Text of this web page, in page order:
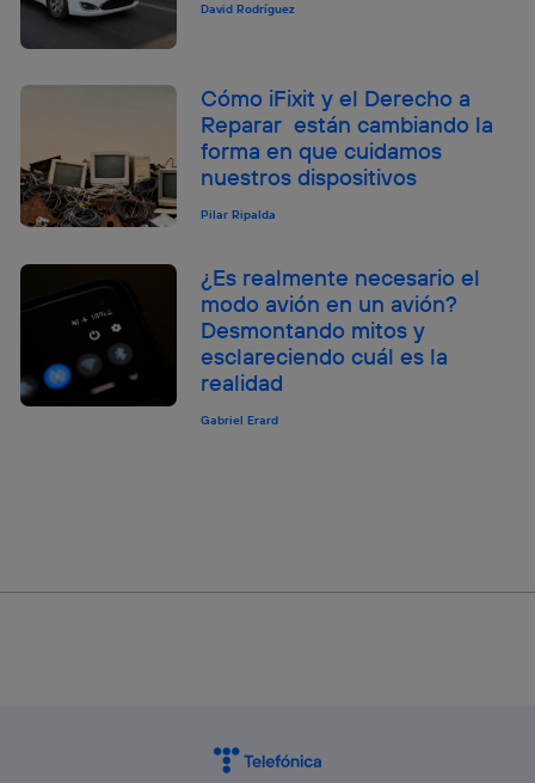
David Rodríguez
Cómo iFixit y el Derecho a
Reparar están cambiando la
forma en que cuidamos
nuestros dispositivos
Pilar Ripalda
¿Es realmente necesario el
modo avión en un avión?
Desmontando mitos y
esclareciendo cuál es la
realidad
Gabriel Erard